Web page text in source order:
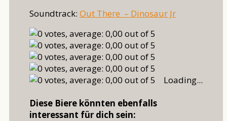
Soundtrack: Out There – Dinosaur Jr
Loading...
Diese Biere könnten ebenfalls
interessant für dich sein: